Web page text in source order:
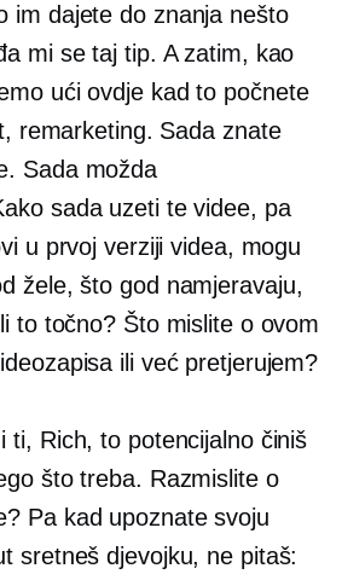
im dajete do znanja nešto
mi se taj tip. A zatim, kao
ući ovdje kad to počnete
remarketing. Sada znate
Sada možda
sada uzeti te videe, pa
u prvoj verziji videa, mogu
žele, što god namjeravaju,
to točno? Što mislite o ovom
ili već pretjerujem?
ti, Rich, to potencijalno činiš
što treba. Razmislite o
Pa kad upoznate svoju
sretneš djevojku, ne pitaš: